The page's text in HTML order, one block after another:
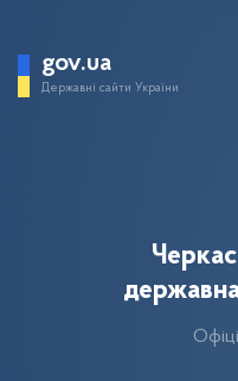
gov.ua
Державні сайти України
державна